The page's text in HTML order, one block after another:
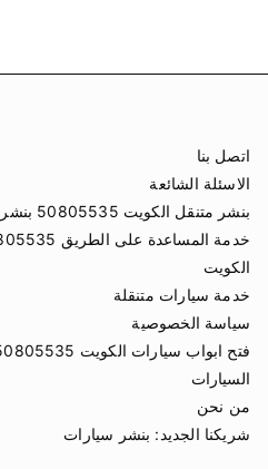
اتصل بنا
الاسئلة الشائعة
بنشر متنقل الكويت 50805535 بنشر تبديل تواير وبطاريات سيارات
الكويت
خدمة سيارات متنقلة
سياسة الخصوصية
السيارات
من نحن
شريكنا الجديد: بنشر سيارات